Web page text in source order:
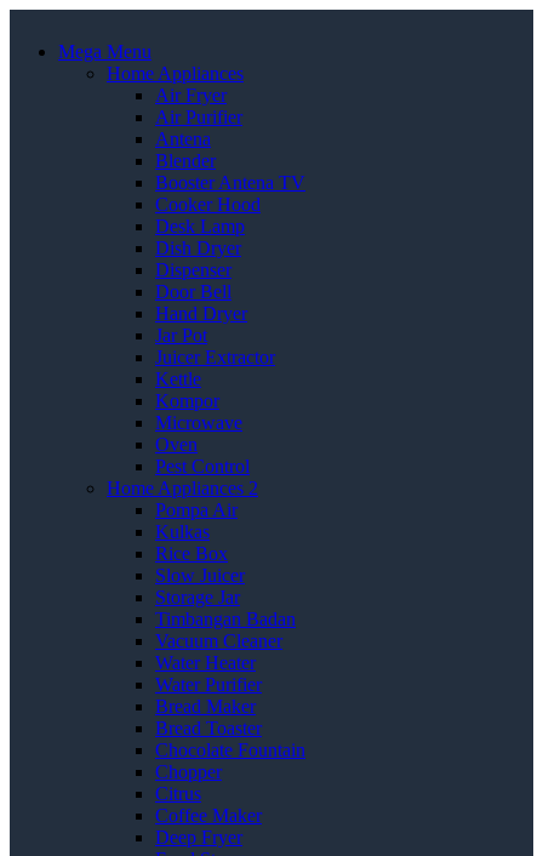
Mega Menu
Home Appliances
Air Fryer
Air Purifier
Antena
Blender
Booster Antena TV
Cooker Hood
Desk Lamp
Dish Dryer
Dispenser
Door Bell
Hand Dryer
Jar Pot
Juicer Extractor
Kettle
Kompor
Microwave
Oven
Pest Control
Home Appliances 2
Pompa Air
Kulkas
Rice Box
Slow Juicer
Storage Jar
Timbangan Badan
Vacuum Cleaner
Water Heater
Water Purifier
Bread Maker
Bread Toaster
Chocolate Fountain
Chopper
Citrus
Coffee Maker
Deep Fryer